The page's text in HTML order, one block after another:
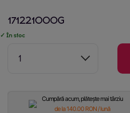
171221000G
✓ În stoc
1
Cumpără acum, plătește mai târziu
de la140.00RON / lună